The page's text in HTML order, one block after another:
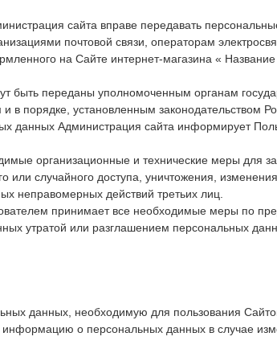
сайта вправе передавать
почтовой связи, операторам
на Сайте интернет-магазина «
быть переданы уполномоченным органам
в порядке, установленным законодательством
данных Администрация сайта информирует
организационные и технические меры для
случайного доступа, уничтожения,
неправомерных действий третьих лиц.
принимает все необходимые меры по
утратой или разглашением персональных
данных, необходимую для пользования
о персональных данных в случае